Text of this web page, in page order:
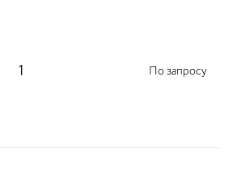
1 По запросу